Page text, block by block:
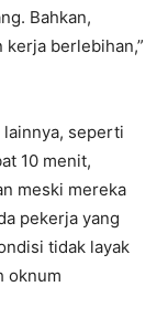
Bahkan,
berlebihan,”
lainnya, seperti
10 menit,
meski mereka
pekerja yang
tidak layak
oknum